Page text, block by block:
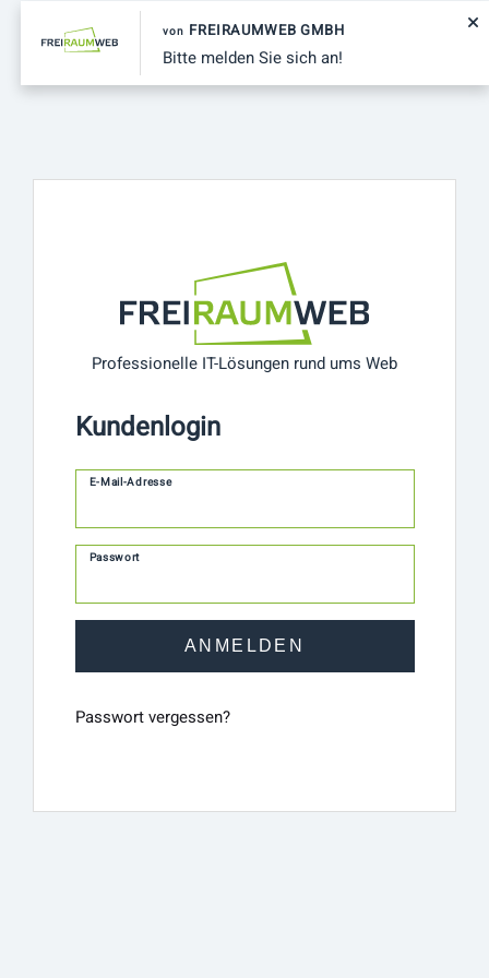
von FREIRAUMWEB GMBH
Bitte melden Sie sich an!
Professionelle IT-Lösungen rund ums Web
Kundenlogin
E-Mail-Adresse
Passwort
Passwort vergessen?